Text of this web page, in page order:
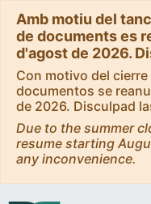
Amb motiu del
de documents es
d'agost de 2026.
Con motivo del
documentos se
de 2026. Disculpad
Due to the summer
resume starting
any inconvenience.